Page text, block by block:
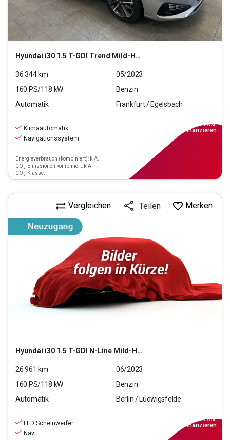
Hyundai i30 1.5 T-GDI Trend Mild-Hybrid (EURO 6d)(OPF)
36.344km
05/2023
160 PS/118 kW
Benzin
Automatik
Frankfurt / Egelsbach
Klimaautomatik
Navigationssystem
Energieverbrauch (kombiniert): k.A.
CO₂-Emissionen kombiniert: k.A.
CO₂-Klasse:
inkl.MwSt.
finanzieren
Hyundai i30 1.5 T-GDI N-Line Mild-Hybrid (EURO 6d)(OPF)
Vergleichen Teilen Merken
26.961 km
06/2023
160 PS/118 kW
Benzin
Automatik
Berlin / Ludwigsfelde
LED Scheinwerfer
Navi
inkl.MwSt.
finanzieren